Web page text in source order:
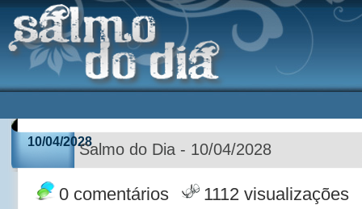
10/04/2028Salmo do Dia - 10/04/2028
0 comentários 1112 visualizações